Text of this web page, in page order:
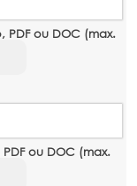
PDF ou DOC (max.
ou DOC (max.